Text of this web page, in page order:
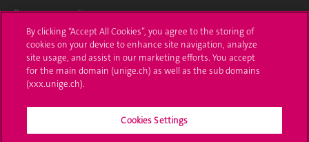
Poser une question
L'UNIGE vous informe
UNIGE Mobile
By clicking “Accept All Cookies”, you agree to the storing of
cookies on your device to enhance site navigation, analyze
site usage, and assist in our marketing efforts. You accept
for the main domain (unige.ch) as well as the sub domains
(xxx.unige.ch).
Cookies Settings